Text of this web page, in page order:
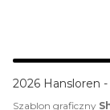
2026 Hansloren
Szablon graficzny